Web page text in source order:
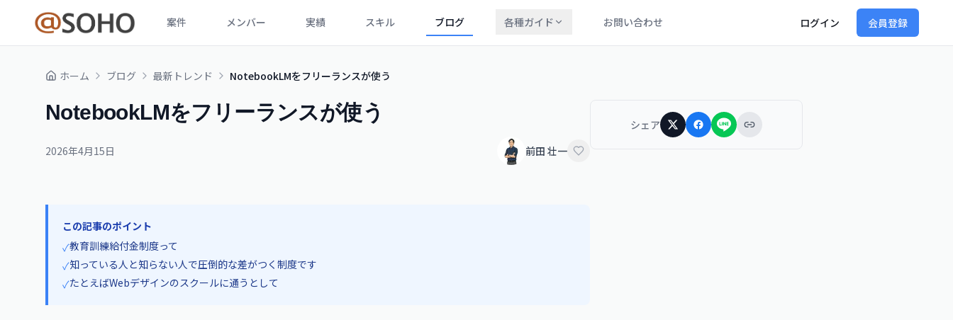
案件 メンバー 実績 スキル ブログ 各種ガイド お問い合わせ ログイン 会員登録
ホーム ブログ 最新トレンド NotebookLMをフリーランスが使う
NotebookLMをフリーランスが使う
2026年4月15日 前田 壮一
この記事のポイント
✓教育訓練給付金制度って
✓知っている人と知らない人で圧倒的な差がつく制度です
✓たとえばWebデザインのスクールに通うとして
シェア